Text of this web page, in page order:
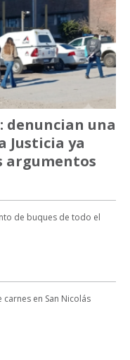
denuncian una
Justicia ya
argumentos
de buques de todo el
en San Nicolás